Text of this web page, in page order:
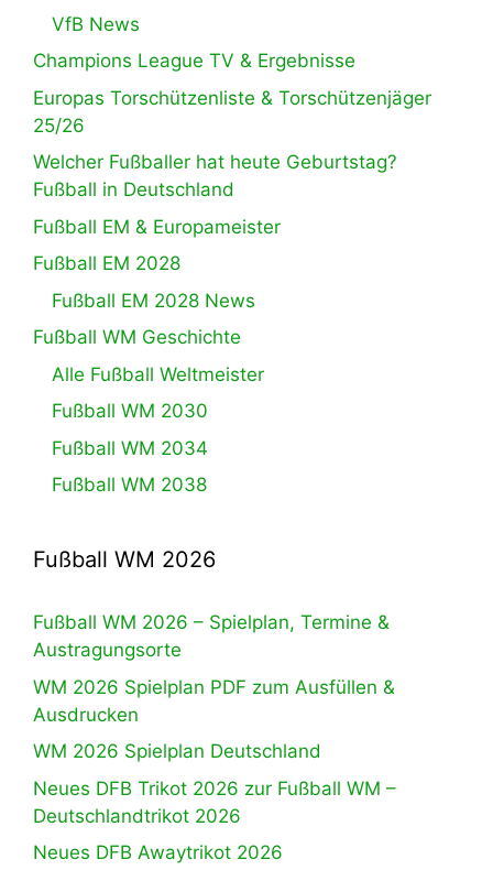
VfB News
Champions League TV & Ergebnisse
Europas Torschützenliste & Torschützenjäger
25/26
Welcher Fußballer hat heute Geburtstag?
Fußball in Deutschland
Fußball EM & Europameister
Fußball EM 2028
Fußball EM 2028 News
Fußball WM Geschichte
Alle Fußball Weltmeister
Fußball WM 2030
Fußball WM 2034
Fußball WM 2038
Fußball WM 2026
Fußball WM 2026 – Spielplan, Termine &
Austragungsorte
WM 2026 Spielplan PDF zum Ausfüllen &
Ausdrucken
WM 2026 Spielplan Deutschland
Neues DFB Trikot 2026 zur Fußball WM –
Deutschlandtrikot 2026
Neues DFB Awaytrikot 2026